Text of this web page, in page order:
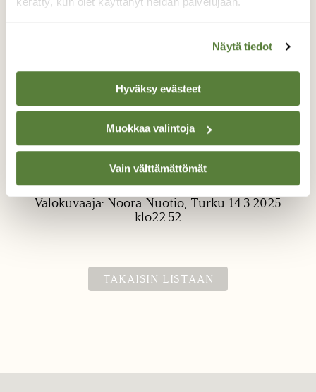
Näytä tiedot
Hyväksy evästeet
Muokkaa valintoja
Vain välttämättömät
Kraatereita ja meriä
pinnanmuotoja.
Valokuvaaja: Noora Nuotio, Turku 14.3.2025
klo22.52
TAKAISIN LISTAAN